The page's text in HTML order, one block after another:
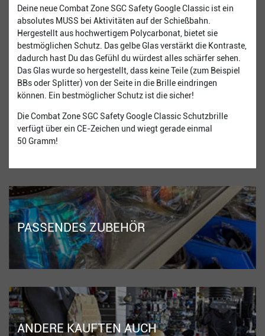
Deine neue Combat Zone SGC Safety Google Classic ist ein
absolutes MUSS bei Aktivitäten auf der Schießbahn.
Hergestellt aus hochwertigem Polycarbonat, bietet sie
bestmöglichen Schutz. Das gelbe Glas verstärkt die Kontraste,
dadurch hast Du das Gefühl du würdest alles schärfer sehen.
Das Glas wurde so hergestellt, dass keine Teile (zum Beispiel
BBs oder Splitter) von der Seite in die Brille eindringen
können. Ein bestmöglicher Schutz ist die sicher!
Die Combat Zone SGC Safety Google Classic Schutzbrille
verfügt über ein CE-Zeichen und wiegt gerade einmal
50 Gramm!
PASSENDES ZUBEHÖR
ANDERE KAUFTEN AUCH